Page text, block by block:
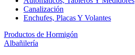
Canalización
Enchufes, Placas Y Volantes
Productos de Hormigón
Albañilería